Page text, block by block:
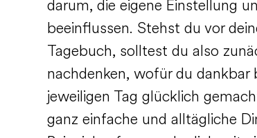
darum, die eigene Einstellung
beeinflussen. Stehst du vor
Tagebuch, solltest du also
nachdenken, wofür du
jeweiligen Tag glücklich
ganz einfache und alltägliche